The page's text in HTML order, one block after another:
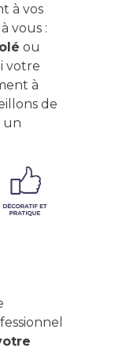
à vos
vous :
ou
votre
à
de
un